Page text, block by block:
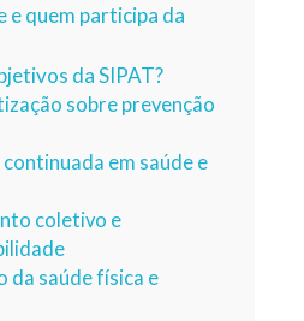
e quem participa da
da SIPAT?
sobre prevenção
continuada em saúde e
coletivo e
da saúde física e